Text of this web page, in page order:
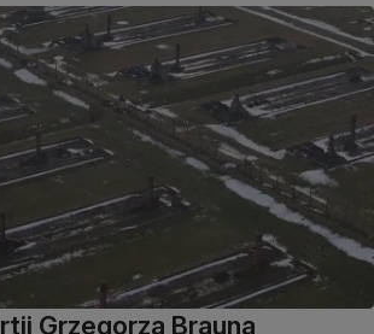
Grzegorza Brauna